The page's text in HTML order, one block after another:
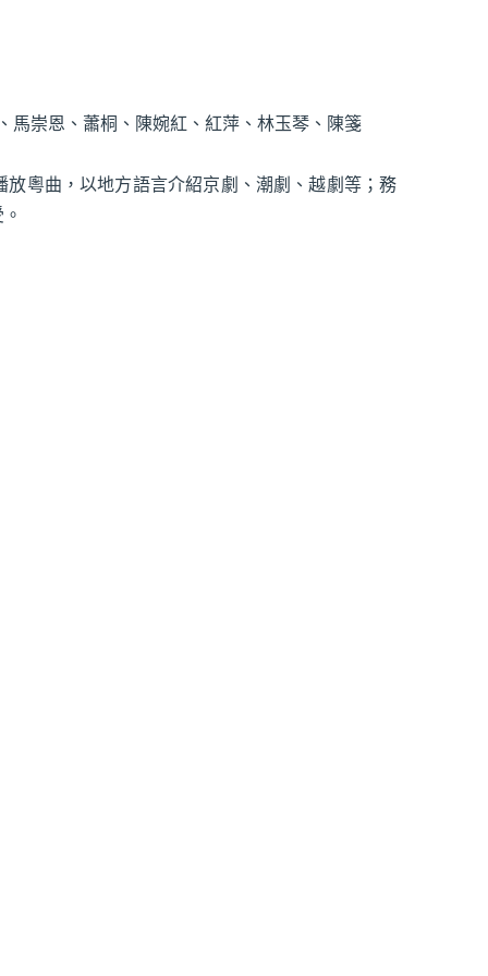
馬崇恩、蕭桐、陳婉紅、紅萍、林玉琴、陳箋
粵曲，以地方語言介紹京劇、潮劇、越劇等；務